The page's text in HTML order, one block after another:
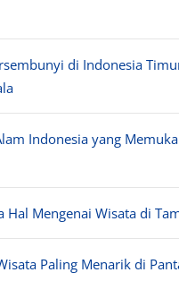
di Indonesia
Indonesia yang
Hal Mengenai Wisata di
Paling Menarik di